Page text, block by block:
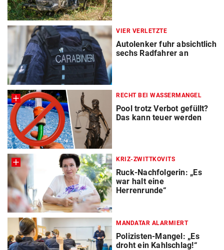
VIER VERLETZTE
Autolenker fuhr absichtlich
sechs Radfahrer an
RECHT BEI WASSERMANGEL
Pool trotz Verbot gefüllt?
Das kann teuer werden
KRIZ-ZWITTKOVITS
Ruck-Nachfolgerin: „Es
war halt eine
Herrenrunde“
MANDATAR ALARMIERT
Polizisten-Mangel: „Es
droht ein Kahlschlag!“